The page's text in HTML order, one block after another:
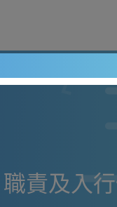
責及入